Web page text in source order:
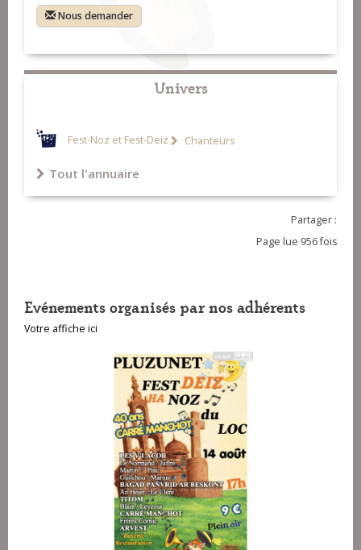
Nous demander
Univers
Fest-Noz et Fest-Deiz Chanteurs
Tout l'annuaire
Partager :
Page lue 956 fois
Evénements organisés par nos adhérents
Votre affiche ici